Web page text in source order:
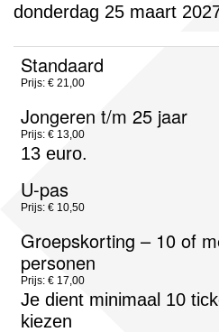
donderdag 25 maart
Standaard
Prijs: € 21,00
Jongeren t/m 25 jaar
Prijs: € 13,00
13 euro.
U-pas
Prijs: € 10,50
Groepskorting – 10 of
personen
Prijs: € 17,00
Je dient minimaal 10
kiezen